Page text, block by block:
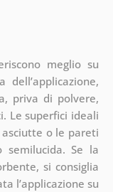
meglio su
priva di polvere,
Le superfici ideali
o le pareti
semilucida. Se la
si consiglia
l’applicazione su